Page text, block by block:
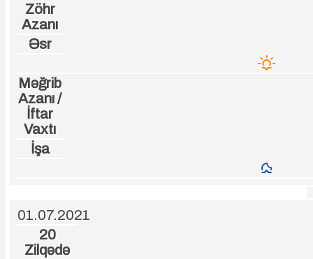
Zöhr
Azanı
Əsr
Məğrib
Azanı /
İftar
Vaxtı
İşa
01.07.2021
20
Zilqədə